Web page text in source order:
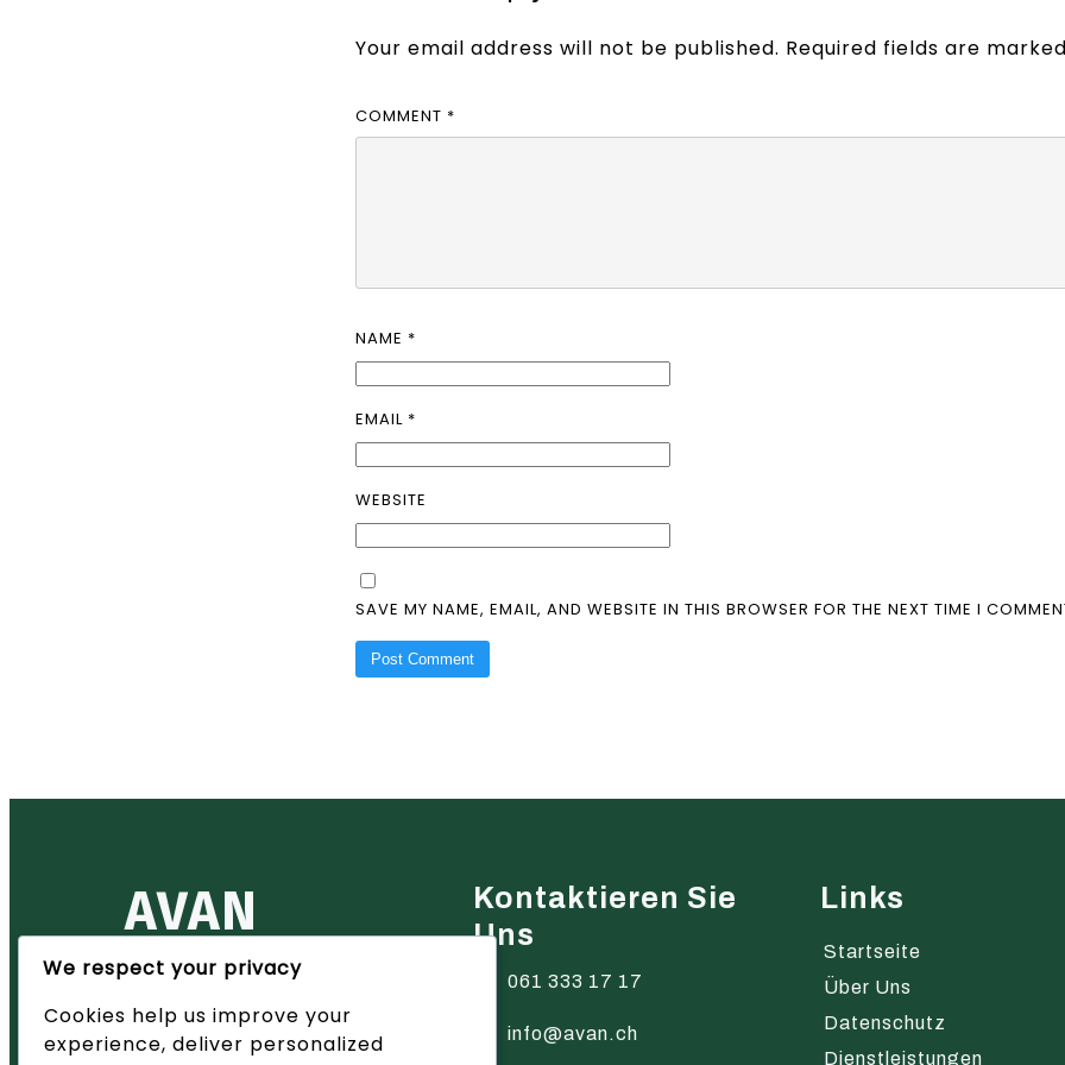
Your email address will not be published. Required fields are
COMMENT *
NAME *
EMAIL *
WEBSITE
SAVE MY NAME, EMAIL, AND WEBSITE IN THIS BROWSER FOR THE NEXT TIME I
AVAN
Ihr zuverlässiger Partner für
– wir bieten innovative Lösungen
und hervorragenden Service.
Kontaktieren Sie
Uns
061 333 17 17
info@avan.ch
Links
Startseite
Über Uns
Datenschutz
Dienstleistungen
We respect your privacy
Cookies help us improve your
experience, deliver personalized